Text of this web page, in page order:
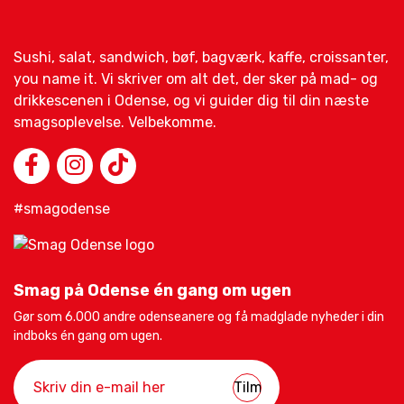
Sushi, salat, sandwich, bøf, bagværk, kaffe, croissanter,
you name it. Vi skriver om alt det, der sker på mad- og
drikkescenen i Odense, og vi guider dig til din næste
smagsoplevelse. Velbekomme.
#smagodense
Smag på Odense én gang om ugen
Gør som 6.000 andre odenseanere og få madglade nyheder i din
indboks én gang om ugen.